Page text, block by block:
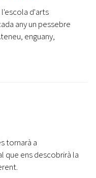
l'escola d'arts
any un pessebre
enguany,
tornarà a
que ens descobrirà la